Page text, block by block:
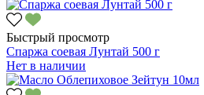
Быстрый просмотр
Спаржа соевая Лунтай 500 г
Нет в наличии